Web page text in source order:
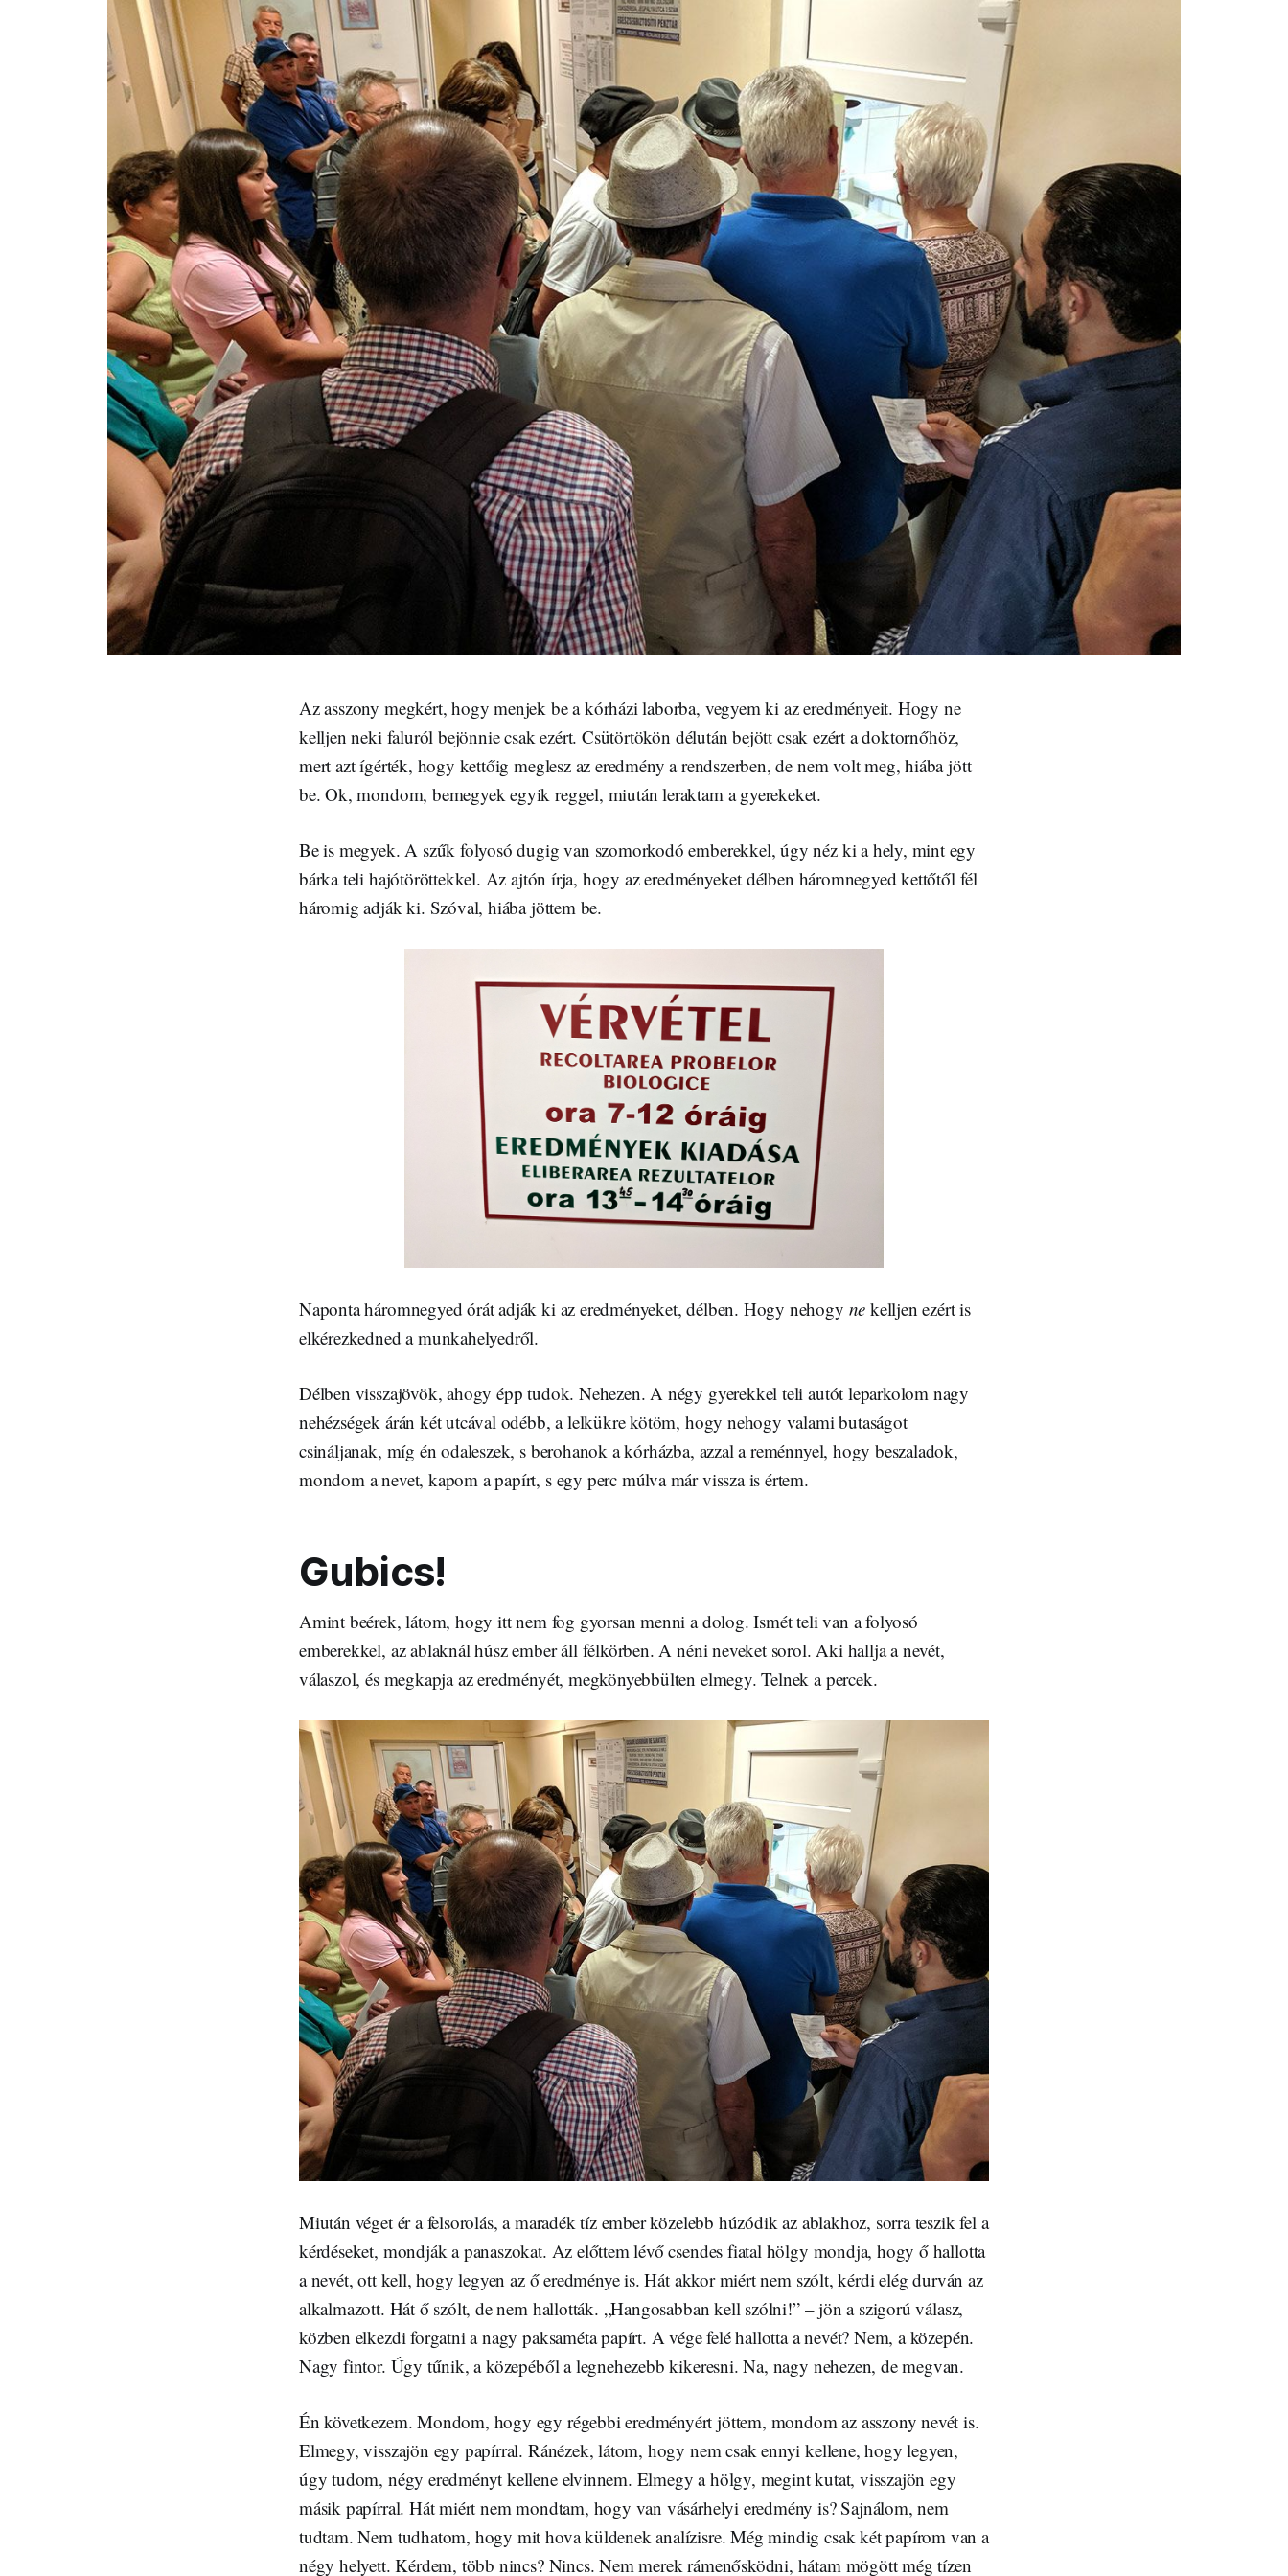
Az asszony megkért, hogy menjek be a kórházi laborba, vegyem ki az eredményeit. Hogy ne
kelljen neki faluról bejönnie csak ezért. Csütörtökön délután bejött csak ezért a doktornőhöz,
mert azt ígérték, hogy kettőig meglesz az eredmény a rendszerben, de nem volt meg, hiába jött
be. Ok, mondom, bemegyek egyik reggel, miután leraktam a gyerekeket.
Be is megyek. A szűk folyosó dugig van szomorkodó emberekkel, úgy néz ki a hely, mint egy
bárka teli hajótöröttekkel. Az ajtón írja, hogy az eredményeket délben háromnegyed kettőtől fél
háromig adják ki. Szóval, hiába jöttem be.
Naponta háromnegyed órát adják ki az eredményeket, délben. Hogy nehogy ne kelljen ezért is
elkérezkedned a munkahelyedről.
Délben visszajövök, ahogy épp tudok. Nehezen. A négy gyerekkel teli autót leparkolom nagy
nehézségek árán két utcával odébb, a lelkükre kötöm, hogy nehogy valami butaságot
csináljanak, míg én odaleszek, s berohanok a kórházba, azzal a reménnyel, hogy beszaladok,
mondom a nevet, kapom a papírt, s egy perc múlva már vissza is értem.
Gubics!
Amint beérek, látom, hogy itt nem fog gyorsan menni a dolog. Ismét teli van a folyosó
emberekkel, az ablaknál húsz ember áll félkörben. A néni neveket sorol. Aki hallja a nevét,
válaszol, és megkapja az eredményét, megkönyebbülten elmegy. Telnek a percek.
Miután véget ér a felsorolás, a maradék tíz ember közelebb húzódik az ablakhoz, sorra teszik fel a
kérdéseket, mondják a panaszokat. Az előttem lévő csendes fiatal hölgy mondja, hogy ő hallotta
a nevét, ott kell, hogy legyen az ő eredménye is. Hát akkor miért nem szólt, kérdi elég durván az
alkalmazott. Hát ő szólt, de nem hallották. „Hangosabban kell szólni!” – jön a szigorú válasz,
közben elkezdi forgatni a nagy paksaméta papírt. A vége felé hallotta a nevét? Nem, a közepén.
Nagy fintor. Úgy tűnik, a közepéből a legnehezebb kikeresni. Na, nagy nehezen, de megvan.
Én következem. Mondom, hogy egy régebbi eredményért jöttem, mondom az asszony nevét is.
Elmegy, visszajön egy papírral. Ránézek, látom, hogy nem csak ennyi kellene, hogy legyen,
úgy tudom, négy eredményt kellene elvinnem. Elmegy a hölgy, megint kutat, visszajön egy
másik papírral. Hát miért nem mondtam, hogy van vásárhelyi eredmény is? Sajnálom, nem
tudtam. Nem tudhatom, hogy mit hova küldenek analízisre. Még mindig csak két papírom van a
négy helyett. Kérdem, több nincs? Nincs. Nem merek rámenősködni, hátam mögött még tízen